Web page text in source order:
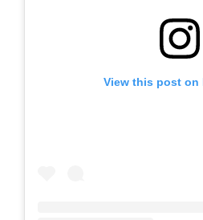
View this post on